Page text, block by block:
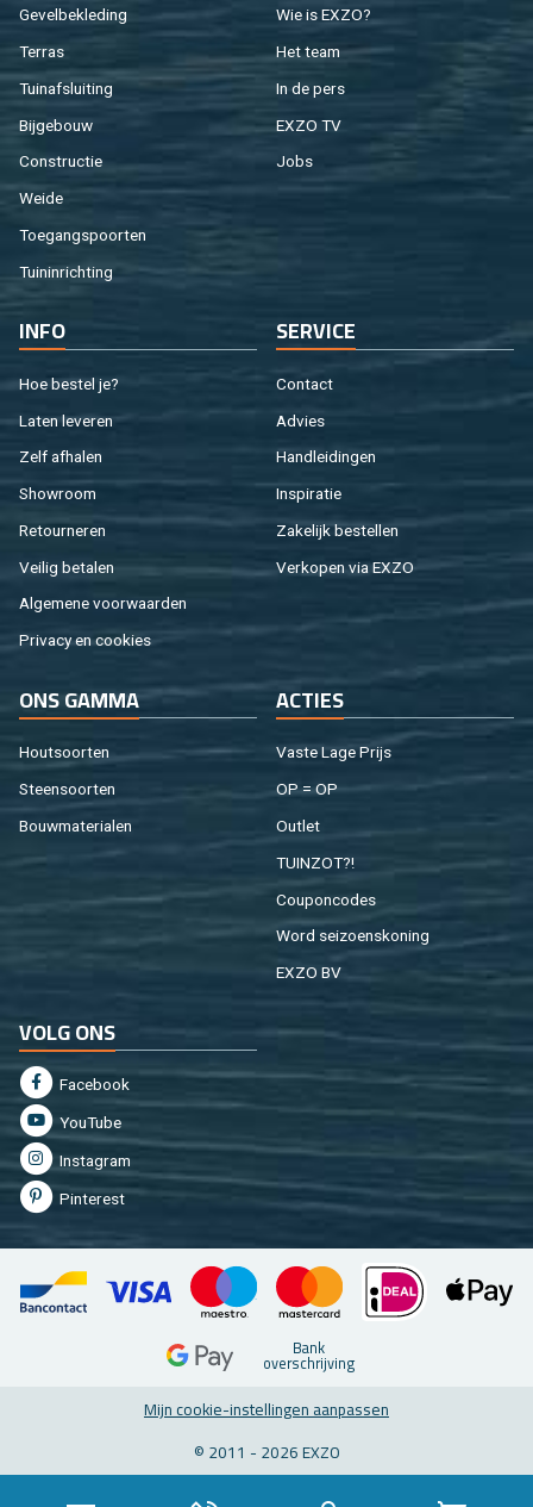
Ge­vel­be­kle­ding
Ter­ras
Tuin­af­slui­ting
Bij­ge­bouw
Con­struc­tie
Weide
Toe­gangs­poor­ten
Tuin­in­rich­ting
Wie is EXZO?
Het team
In de pers
EXZO TV
Jobs
INFO
Hoe be­stel je?
Laten le­ve­ren
Zelf af­ha­len
Show­room
Re­tour­ne­ren
Vei­lig be­ta­len
Al­ge­me­ne voor­waar­den
Pri­va­cy en coo­kies
SER­VI­CE
Con­tact
Ad­vies
Hand­lei­din­gen
In­spi­ra­tie
Za­ke­lijk be­stel­len
Ver­ko­pen via EXZO
ONS GAMMA
Hout­soor­ten
Steen­soor­ten
Bouw­ma­te­ri­a­len
AC­TIES
Vaste Lage Prijs
OP = OP
Out­let
TUIN­ZOT?!
Cou­pon­co­des
Word sei­zoens­ko­ning
EXZO BV
VOLG ONS
Fa­cebook
You­Tu­be
In­st­agram
Pin­te­rest
Bank
over­schrij­ving
Mijn coo­kie-in­stel­lin­gen aan­pas­sen
© 2011 - 2026 EXZO